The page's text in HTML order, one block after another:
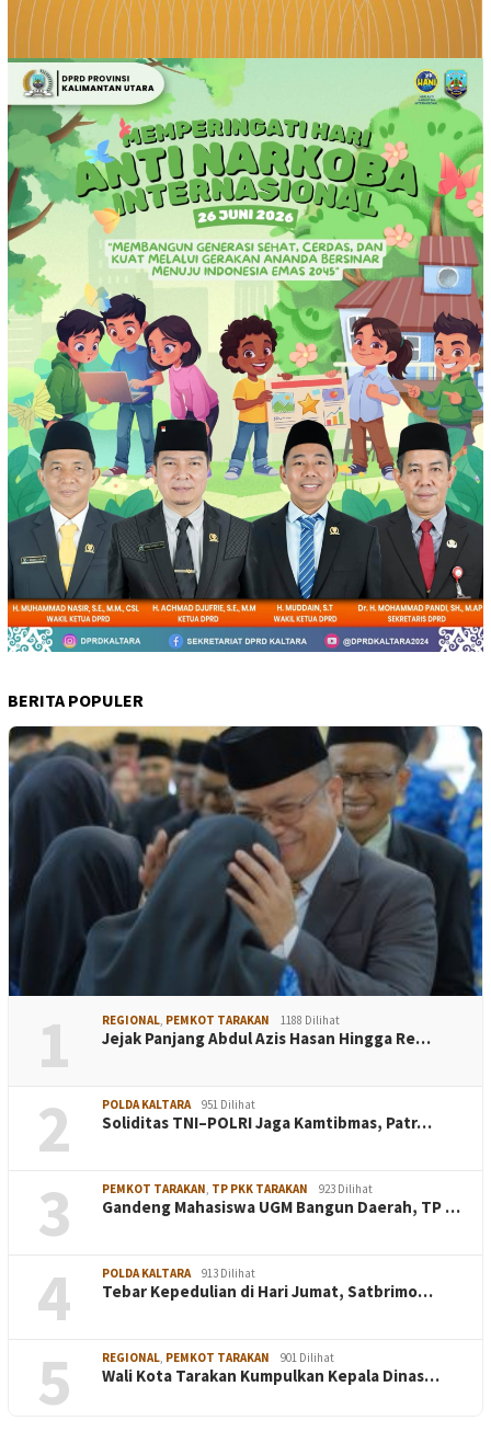
BERITA POPULER
1 REGIONAL, PEMKOT TARAKAN 1188 Dilihat
Jejak Panjang Abdul Azis Hasan Hingga Re…
2 POLDA KALTARA 951 Dilihat
Soliditas TNI–POLRI Jaga Kamtibmas, Patr…
3 PEMKOT TARAKAN, TP PKK TARAKAN 923 Dilihat
Gandeng Mahasiswa UGM Bangun Daerah, TP …
4 POLDA KALTARA 913 Dilihat
Tebar Kepedulian di Hari Jumat, Satbrimo…
5 REGIONAL, PEMKOT TARAKAN 901 Dilihat
Wali Kota Tarakan Kumpulkan Kepala Dinas…